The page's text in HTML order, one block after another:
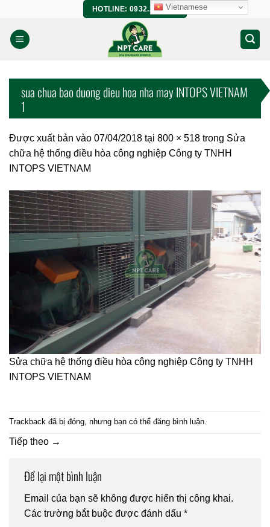
nội
dung
HOTLINE: 0932.266.458
sua chua bao duong dieu hoa nha may INTOPS VIETNAM
1
Được xuất bản vào 07/04/2018 tại 800 × 518 trong Sửa
chữa hệ thống điều hòa công nghiệp Công ty TNHH
INTOPS VIETNAM
Sửa chữa hệ thống điều hòa công nghiệp Công ty TNHH
INTOPS VIETNAM
Trackback đã bị đóng, nhưng bạn có thể đăng bình luận
Tiếp theo →
Để lại một bình luận
Email của bạn sẽ không được hiển thị công khai.
Các trường bắt buộc được đánh dấu *
Vietnamese